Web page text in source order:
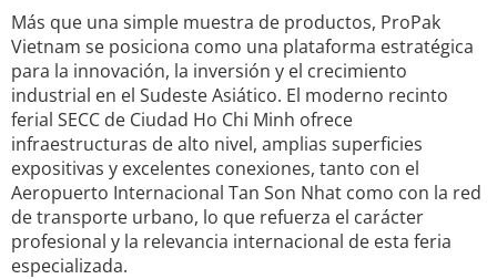
Más que una simple muestra de productos, ProPak
Vietnam se posiciona como una plataforma estratégica
para la innovación, la inversión y el crecimiento
industrial en el Sudeste Asiático. El moderno recinto
ferial SECC de Ciudad Ho Chi Minh ofrece
infraestructuras de alto nivel, amplias superficies
expositivas y excelentes conexiones, tanto con el
Aeropuerto Internacional Tan Son Nhat como con la red
de transporte urbano, lo que refuerza el carácter
profesional y la relevancia internacional de esta feria
especializada.